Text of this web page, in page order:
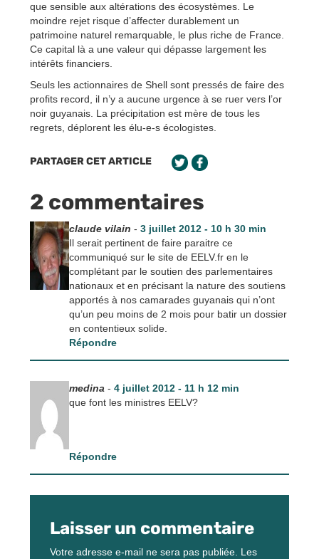
que sensible aux altérations des écosystèmes. Le
moindre rejet risque d’affecter durablement un
patrimoine naturel remarquable, le plus riche de France.
Ce capital là a une valeur qui dépasse largement les
intérêts financiers.
Seuls les actionnaires de Shell sont pressés de faire des
profits record, il n’y a aucune urgence à se ruer vers l’or
noir guyanais. La précipitation est mère de tous les
regrets, déplorent les élu-e-s écologistes.
PARTAGER CET ARTICLE
2 commentaires
claude vilain - 3 juillet 2012 - 10 h 30 min
Il serait pertinent de faire paraitre ce
communiqué sur le site de EELV.fr en le
complétant par le soutien des parlementaires
nationaux et en précisant la nature des soutiens
apportés à nos camarades guyanais qui n’ont
qu’un peu moins de 2 mois pour batir un dossier
en contentieux solide.
Répondre
medina- 4 juillet 2012 - 11 h 12 min
que font les ministres EELV?
Répondre
Laisser un commentaire
Votre adresse e-mail ne sera pas publiée. Les